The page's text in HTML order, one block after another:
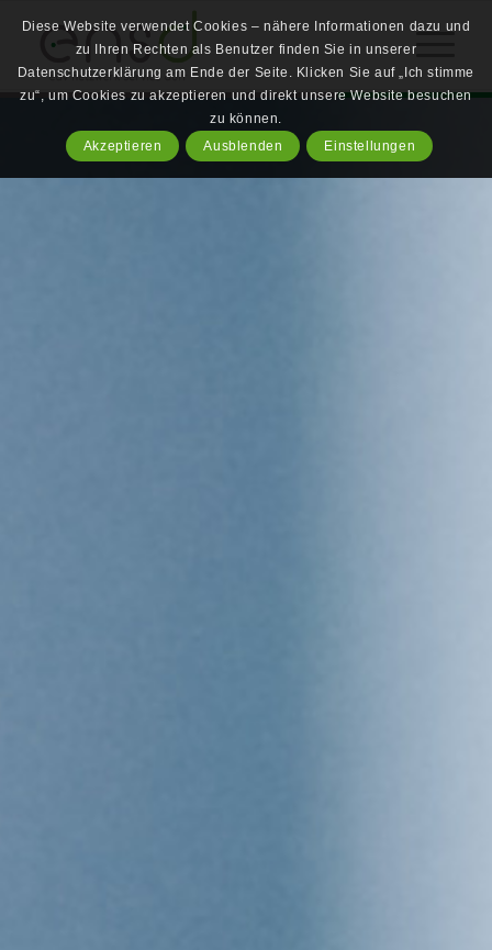
Diese Website verwendet Cookies – nähere Informationen dazu und
zu Ihren Rechten als Benutzer finden Sie in unserer
Datenschutzerklärung am Ende der Seite. Klicken Sie auf „Ich stimme
zu“, um Cookies zu akzeptieren und direkt unsere Website besuchen
zu können.
Akzeptieren
Ausblenden Einstellungen